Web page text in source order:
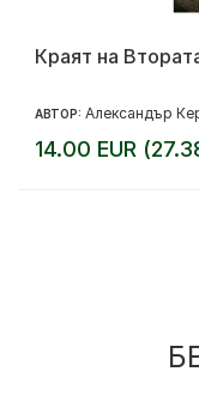
Краят на
АВТОР: Александър
14.00 EUR